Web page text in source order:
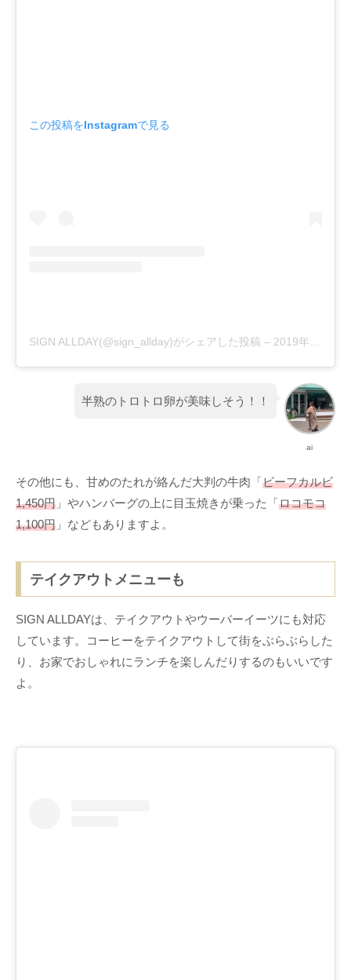
この投稿をInstagramで見る
SIGN ALLDAY(@sign_allday)がシェアした投稿 – 2019年10月月4日午前3時54分PDT
ai
半熟のトロトロ卵が美味しそう！！
その他にも、甘めのたれが絡んだ大判の牛肉「ビーフカルビ
1,450円 」やハンバーグの上に目玉焼きが乗った「ロコモコ
1,100円 」などもありますよ。
テイクアウトメニューも
SIGN ALLDAYは、テイクアウトやウーバーイーツにも対応
しています。コーヒーをテイクアウトして街をぶらぶらした
り、お家でおしゃれにランチを楽しんだりするのもいいです
よ。